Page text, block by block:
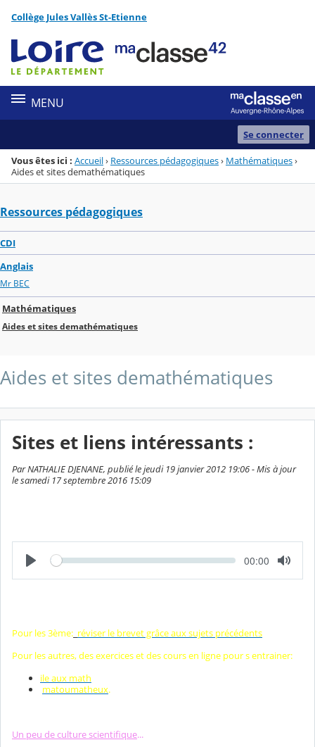
Menu de la rubrique
Contenu
Collège Jules Vallès St-Etienne
MENU
Se connecter
Vous êtes ici : Accueil› Ressources pédagogiques› Mathématiques›
Aides et sites demathématiques
Ressources pédagogiques
CDI
Anglais
Mr BEC
Mathématiques
Aides et sites demathématiques
Aides et sites demathématiques
Sites et liens intéressants :
Par NATHALIE DJENANE, publié le jeudi 19 janvier 2012 19:06 - Mis à jour
le samedi 17 septembre 2016 15:09
L
e
c
T
m
o
u
é
00:00
Pour les 3ème: réviser le brevet grâce aux sujets précédents
Pour les autres, des exercices et des cours en ligne pour s entrainer:
ile aux math
matoumatheux.
Un peu de culture scientifique...